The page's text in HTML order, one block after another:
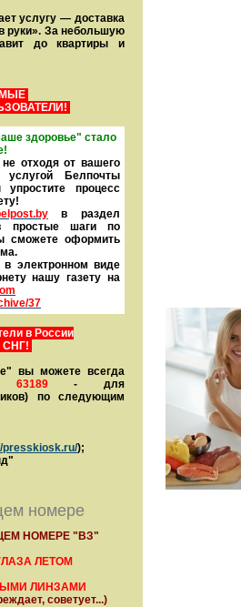
услугу — доставка
руки». За небольшую
до квартиры и
здоровье" стало
отходя от вашего
услугой Белпочты
процесс
в раздел
простые шаги по
сможете оформить
элек­тронном виде
нашу газету на
37
в России
СНГ!
вы можете всегда
63189- для
по следующим
presskiosk.ru/);
номере
НОМЕРЕ "ВЗ"
ЛЕТОМ
ЛИНЗАМИ
советует...)